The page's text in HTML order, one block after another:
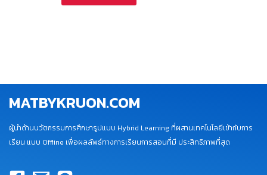
MATBYKRUON.COM
ผู้นำด้านนวัตกรรมการศึกษารูปแบบ Hybrid Learning ที่ผสานเทคโนโลยีเข้ากับการ
เรียน แบบ Offline เพื่อผลลัพธ์ทางการเรียนการสอนที่มี ประสิทธิภาพที่สุด